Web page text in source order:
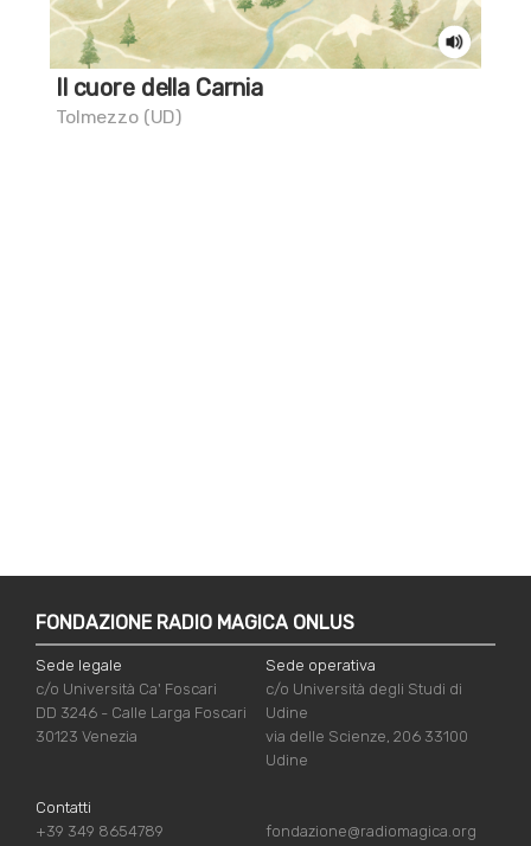
Il cuore della Carnia
Tolmezzo (UD)
FONDAZIONE RADIO MAGICA ONLUS
Sede legale
c/o Università Ca' Foscari
DD 3246 - Calle Larga Foscari
30123 Venezia
Sede operativa
c/o Università degli Studi di
Udine
via delle Scienze, 206 33100
Udine
Contatti
+39 349 8654789
fondazione@radiomagica.org